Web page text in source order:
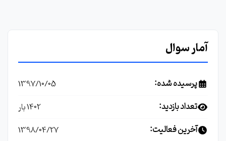
آمار سوال
پرسیده شده: 1397/10/05
تعداد بازدید: 1402 بار
آخرین فعالیت: 1398/04/27